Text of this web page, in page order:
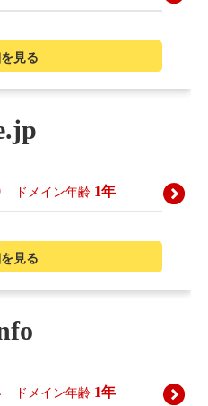
見る
見る
ドメイン年齢 1年
ドメイン年齢 1年